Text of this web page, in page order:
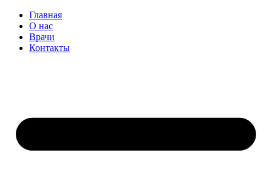
Главная
О нас
Врачи
Контакты